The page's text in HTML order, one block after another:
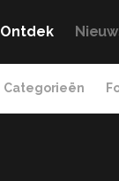
Ontdek
Categorieën